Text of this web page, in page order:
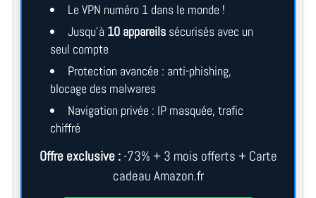
Le VPN numéro 1 dans le monde !
Jusqu’à 10 appareilssécurisés avec un
seul compte
Protection avancée : anti-phishing,
blocage des malwares
Navigation privée : IP masquée, trafic
chiffré
Offre exclusive :-73% + 3 mois offerts + Carte
cadeau Amazon.fr